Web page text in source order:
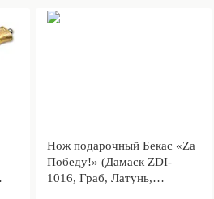
Нож подарочный Бекас «Za
Победу!» (Дамаск ZDI-
1016, Граб, Латунь,